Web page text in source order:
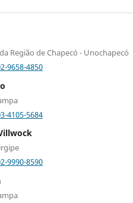
Região de Chapecó - Unochapecó
9658-4850
4105-5684
9990-8590